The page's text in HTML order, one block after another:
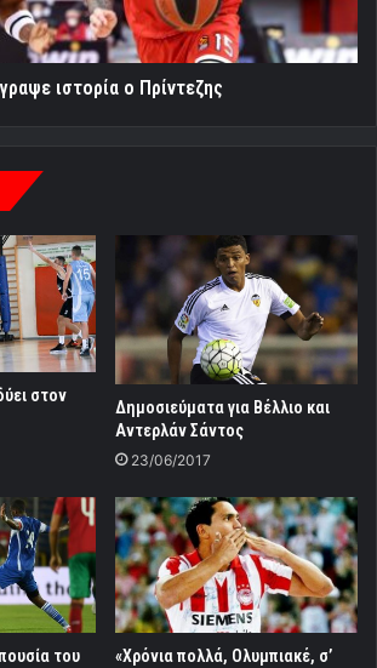
ιστορία ο Πρίντεζης
στον
Δημοσιεύματα για Βέλλιο και
Αντερλάν Σάντος
23/06/2017
του
«Χρόνια πολλά, Ολυμπιακέ, σ’